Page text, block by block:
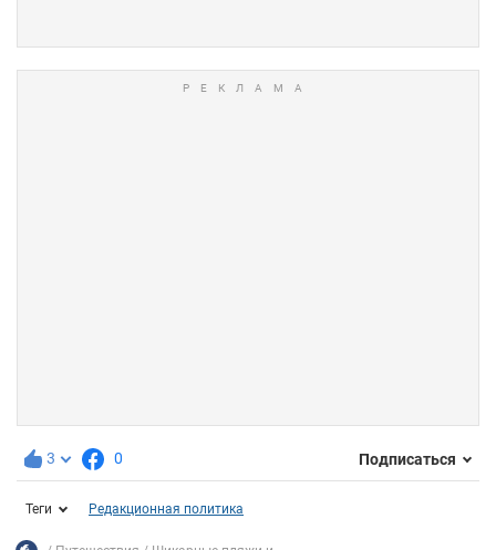
3 0 Подписаться
Теги Редакционная политика